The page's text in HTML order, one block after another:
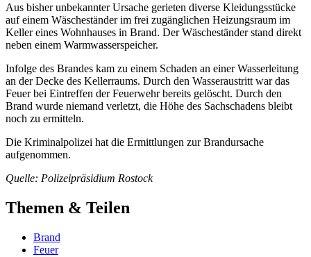
Aus bisher unbekannter Ursache gerieten diverse Kleidungsstücke
auf einem Wäscheständer im frei zugänglichen Heizungsraum im
Keller eines Wohnhauses in Brand. Der Wäscheständer stand direkt
neben einem Warmwasserspeicher.
Infolge des Brandes kam zu einem Schaden an einer Wasserleitung
an der Decke des Kellerraums. Durch den Wasseraustritt war das
Feuer bei Eintreffen der Feuerwehr bereits gelöscht. Durch den
Brand wurde niemand verletzt, die Höhe des Sachschadens bleibt
noch zu ermitteln.
Die Kriminalpolizei hat die Ermittlungen zur Brandursache
aufgenommen.
Quelle: Polizeipräsidium Rostock
Themen & Teilen
Brand
Feuer